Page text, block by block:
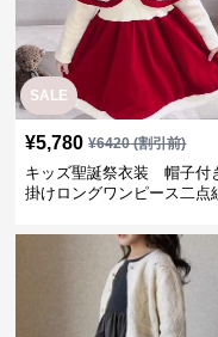
SALE
¥5,780 ¥6420(割引前)
キッズ聖誕祭衣装 帽子付
掛けロングワンピース二点